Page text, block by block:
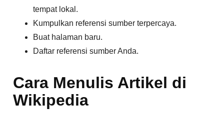
tempat lokal.
Kumpulkan referensi sumber terpercaya.
Buat halaman baru.
Daftar referensi sumber Anda.
Cara Menulis Artikel di
Wikipedia